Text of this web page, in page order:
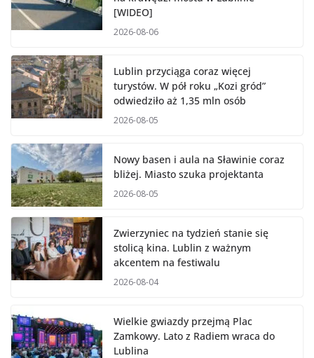
[WIDEO]
2026-08-06
Lublin przyciąga coraz więcej
turystów. W pół roku „Kozi gród”
odwiedziło aż 1,35 mln osób
2026-08-05
Nowy basen i aula na Sławinie coraz
bliżej. Miasto szuka projektanta
2026-08-05
Zwierzyniec na tydzień stanie się
stolicą kina. Lublin z ważnym
akcentem na festiwalu
2026-08-04
Wielkie gwiazdy przejmą Plac
Zamkowy. Lato z Radiem wraca do
Lublina